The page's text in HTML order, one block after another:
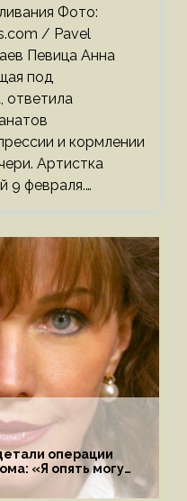
Фото:
/ Pavel
Певица Анна
под
ответила
и кормлении
Артистка
9 февраля.…
операции
«Я опять могу